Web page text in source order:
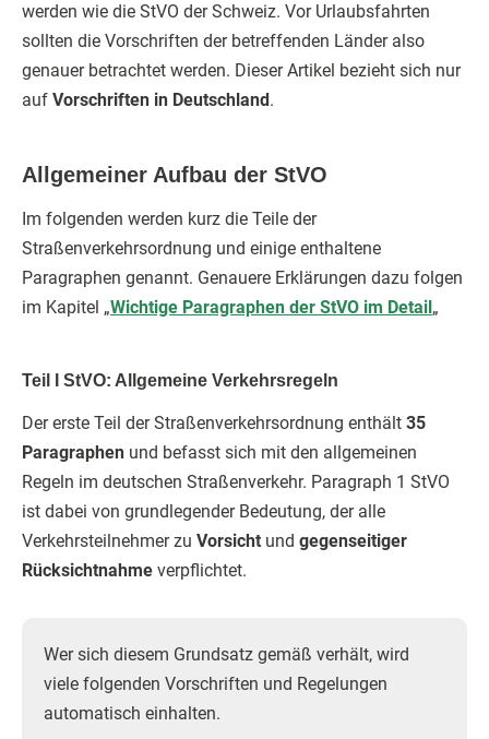
werden wie die StVO der Schweiz. Vor Urlaubsfahrten
sollten die Vorschriften der betreffenden Länder also
genauer betrachtet werden. Dieser Artikel bezieht sich nur
auf Vorschriften in Deutschland.
Allgemeiner Aufbau der StVO
Im folgenden werden kurz die Teile der
Straßenverkehrsordnung und einige enthaltene
Paragraphen genannt. Genauere Erklärungen dazu folgen
im Kapitel „Wichtige Paragraphen der StVO im Detail„
Teil I StVO: Allgemeine Verkehrsregeln
Der erste Teil der Straßenverkehrsordnung enthält 35
Paragraphen und befasst sich mit den allgemeinen
Regeln im deutschen Straßenverkehr. Paragraph 1 StVO
ist dabei von grundlegender Bedeutung, der alle
Verkehrsteilnehmer zu Vorsicht und gegenseitiger
Rücksichtnahme verpflichtet.
Wer sich diesem Grundsatz gemäß verhält, wird
viele folgenden Vorschriften und Regelungen
automatisch einhalten.